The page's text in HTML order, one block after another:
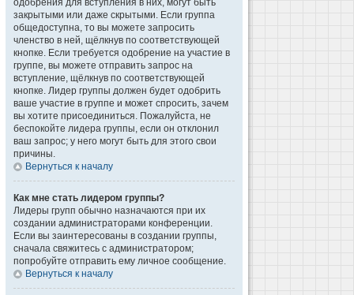
одобрения для вступления в них, могут быть
закрытыми или даже скрытыми. Если группа
общедоступна, то вы можете запросить
членство в ней, щёлкнув по соответствующей
кнопке. Если требуется одобрение на участие в
группе, вы можете отправить запрос на
вступление, щёлкнув по соответствующей
кнопке. Лидер группы должен будет одобрить
ваше участие в группе и может спросить, зачем
вы хотите присоединиться. Пожалуйста, не
беспокойте лидера группы, если он отклонил
ваш запрос; у него могут быть для этого свои
причины.
Вернуться к началу
Как мне стать лидером группы?
Лидеры групп обычно назначаются при их
создании администраторами конференции.
Если вы заинтересованы в создании группы,
сначала свяжитесь с администратором;
попробуйте отправить ему личное сообщение.
Вернуться к началу